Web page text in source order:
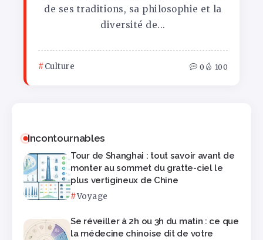
de ses traditions, sa philosophie et la
diversité de...
Culture 0 100
Incontournables
Tour de Shanghai : tout savoir avant de
monter au sommet du gratte-ciel le
plus vertigineux de Chine
Voyage
Se réveiller à 2h ou 3h du matin : ce que
la médecine chinoise dit de votre